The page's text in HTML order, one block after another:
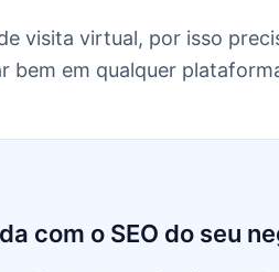
visita virtual, por isso
bem em qualquer
com o SEO do seu